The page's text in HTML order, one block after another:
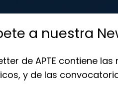
a nuestra
de APTE contiene
y de las